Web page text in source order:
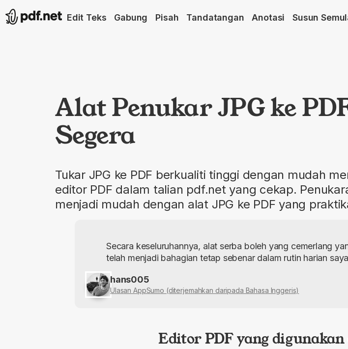
Edit Teks Gabung Pisah Tandatangan Anotasi Susun
Alat Penukar JPG ke
Segera
Tukar JPG ke PDF berkualiti tinggi dengan mudah
editor PDF dalam talian pdf.net yang cekap.
menjadi mudah dengan alat JPG ke PDF yang
Secara keseluruhannya, alat serba boleh yang cemerlang
telah menjadi bahagian tetap sebenar dalam rutin harian
hans005
Ulasan AppSumo (diterjemahkan daripada Bahasa Inggeris)
Editor PDF yang